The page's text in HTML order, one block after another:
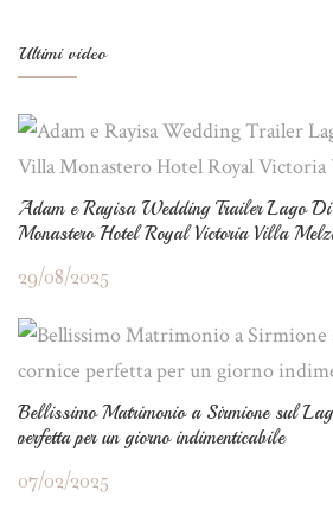
Ultimi video
Adam e Rayisa Wedding Trailer Lago
Monastero Hotel Royal Victoria Villa
29/08/2025
Bellissimo Matrimonio a Sirmione sul
perfetta per un giorno indimenticabile
07/02/2025